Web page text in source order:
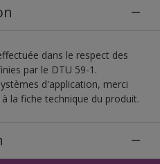
dans le respect des
par le DTU 59-1.
d'application, merci
la fiche technique du produit.